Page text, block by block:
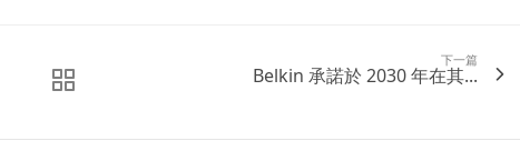
下一篇
Belkin 承諾於 2030 年在其...